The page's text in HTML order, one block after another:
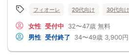
ちらのパーティーはスマホを使用したパーティー
銭がでないようご用意いただけますと幸いです。 ※
等が変更になる場合がございます。 参加年齢と参
安心ください。
フィオーレ 20代向け 30代向け
女性 受付中 32〜47歳 無料
男性 受付終了 34〜49歳 3,900円